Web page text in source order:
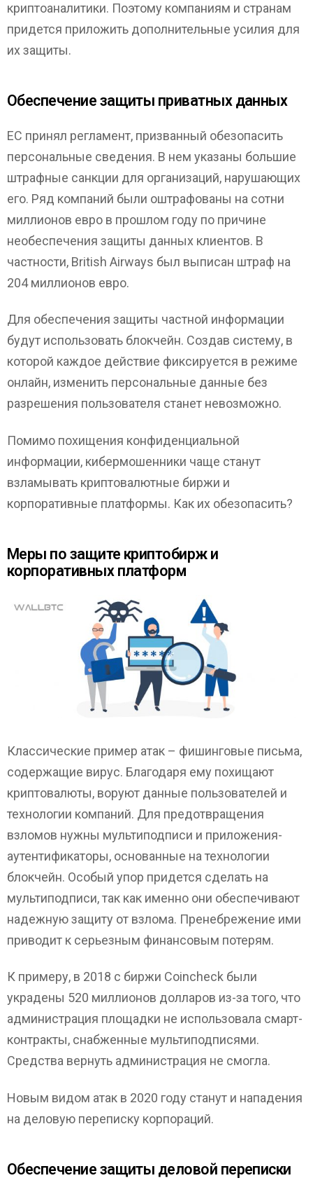
криптоаналитики. Поэтому компаниям и странам
придется приложить дополнительные усилия для
их защиты.
Обеспечение защиты приватных данных
ЕС принял регламент, призванный обезопасить
персональные сведения. В нем указаны большие
штрафные санкции для организаций, нарушающих
его. Ряд компаний были оштрафованы на сотни
миллионов евро в прошлом году по причине
необеспечения защиты данных клиентов. В
частности, British Airways был выписан штраф на
204 миллионов евро.
Для обеспечения защиты частной информации
будут использовать блокчейн. Создав систему, в
которой каждое действие фиксируется в режиме
онлайн, изменить персональные данные без
разрешения пользователя станет невозможно.
Помимо похищения конфиденциальной
информации, кибермошенники чаще станут
взламывать криптовалютные биржи и
корпоративные платформы. Как их обезопасить?
Меры по защите криптобирж и
корпоративных платформ
Классические пример атак – фишинговые письма,
содержащие вирус. Благодаря ему похищают
криптовалюты, воруют данные пользователей и
технологии компаний. Для предотвращения
взломов нужны мультиподписи и приложения-
аутентификаторы, основанные на технологии
блокчейн. Особый упор придется сделать на
мультиподписи, так как именно они обеспечивают
надежную защиту от взлома. Пренебрежение ими
приводит к серьезным финансовым потерям.
К примеру, в 2018 с биржи Coincheck были
украдены 520 миллионов долларов из-за того, что
администрация площадки не использовала смарт-
контракты, снабженные мультиподписями.
Средства вернуть администрация не смогла.
Новым видом атак в 2020 году станут и нападения
на деловую переписку корпораций.
Обеспечение защиты деловой переписки